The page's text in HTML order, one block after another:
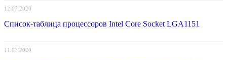
12.07.2020
Список-таблица процессоров Intel Core Socket LGA1151
11.07.2020